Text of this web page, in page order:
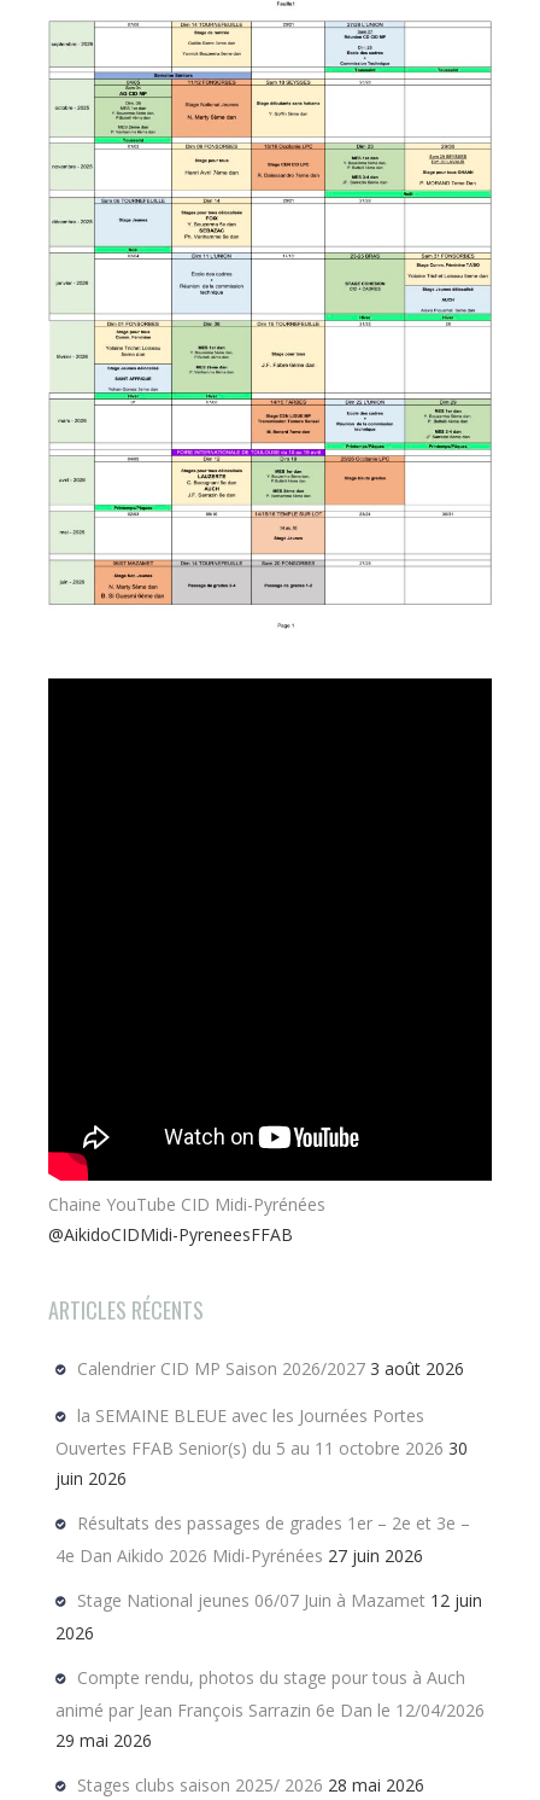
Chaine YouTube CID Midi-Pyrénées
@AikidoCIDMidi-PyreneesFFAB
ARTICLES RÉCENTS
Calendrier CID MP Saison 2026/2027 3 août 2026
la SEMAINE BLEUE avec les Journées Portes
Ouvertes FFAB Senior(s) du 5 au 11 octobre 2026 30
juin 2026
Résultats des passages de grades 1er – 2e et 3e –
4e Dan Aikido 2026 Midi-Pyrénées 27 juin 2026
Stage National jeunes 06/07 Juin à Mazamet 12 juin
2026
Compte rendu, photos du stage pour tous à Auch
animé par Jean François Sarrazin 6e Dan le 12/04/2026
29 mai 2026
Stages clubs saison 2025/ 2026 28 mai 2026